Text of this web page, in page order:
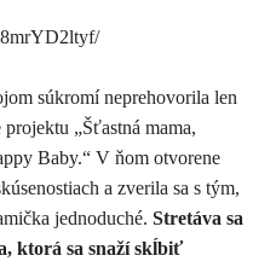
súkromí neprehovorila len
„Šťastná mama,
Baby.“ V ňom otvorene
a zverila sa s tým,
jednoduché. Stretáva sa
ktorá sa snaží skĺbiť